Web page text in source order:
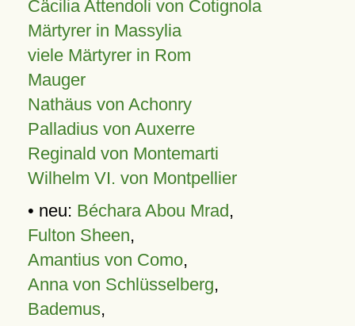
Cäcilia Attendoli von Cotignola
Märtyrer in Massylia
viele Märtyrer in Rom
Mauger
Nathäus von Achonry
Palladius von Auxerre
Reginald von Montemarti
Wilhelm VI. von Montpellier
• neu: Béchara Abou Mrad,
Fulton Sheen,
Amantius von Como,
Anna von Schlüsselberg,
Bademus,